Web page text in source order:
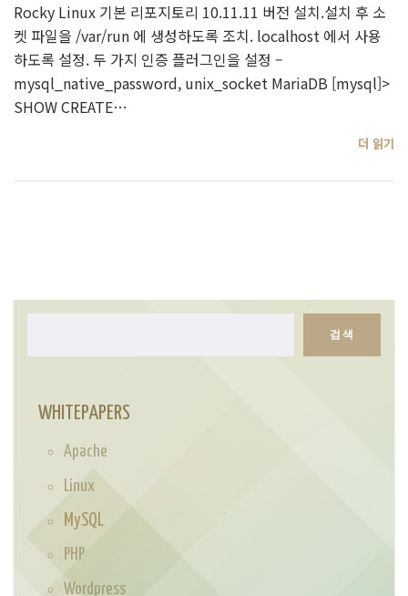
Rocky Linux 기본 리포지토리 10.11.11 버전 설치.설치 후 소
켓 파일을 /var/run 에 생성하도록 조치. localhost 에서 사용
하도록 설정. 두 가지 인증 플러그인을 설정 –
mysql_native_password, unix_socket MariaDB [mysql]>
SHOW CREATE…
더 읽기
검색
WHITEPAPERS
Apache
Linux
MySQL
PHP
Wordpress